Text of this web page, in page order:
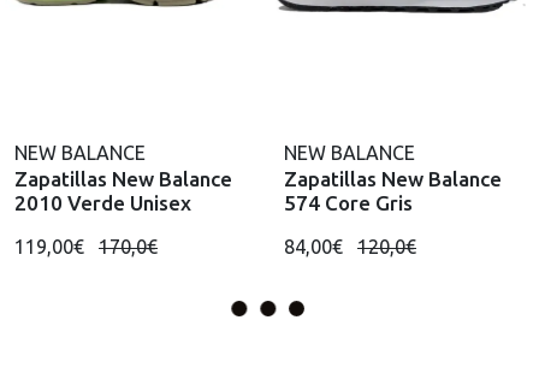
NEW BALANCE
Zapatillas New Balance
2010 Verde Unisex
119,00€ 170,0€
NEW BALANCE
Zapatillas New Balance
574 Core Gris
84,00€ 120,0€